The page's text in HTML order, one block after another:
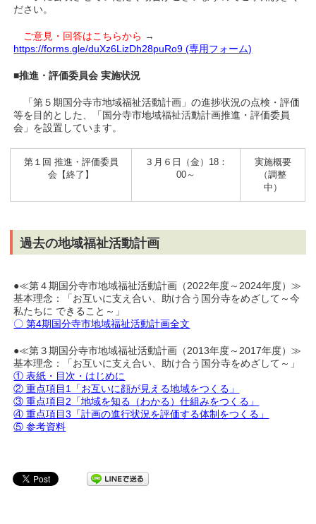
ださい。
ご意見・回答はこちらから →
https://forms.gle/duXz6LizDh28puRo9 (専用フォーム)
■推進・評価委員会 実施状況
「第５期国分寺市地域福祉活動計画」の進捗状況の点検・評価
等を目的とした、「国分寺市地域福祉活動計画推進・評価委員
会」を設置しています。
第１回 推進・評価委員
会【終了】
３月６日（金）18：
00～
実施概要
（調整
中）
過去の地域福祉活動計画
●≪第４期国分寺市地域福祉活動計画（2022年度～2024年度）≫
基本理念：「お互いに支え合い、助け合う国分寺をめざして～今
私たちに できること～」
〇 第4期国分寺市地域福祉活動計画全文
●≪第３期国分寺市地域福祉活動計画（2013年度～2017年度）≫
基本理念：「お互いに支え合い、助け合う国分寺をめざして～」
① 表紙・目次・はじめに
② 重点項目1「お互いに顔が見える地域をつくる」
③ 重点項目2「地域を知る（わかる）仕組みをつくる」
④ 重点項目3「計画の進行状況を評価する体制をつくる」
⑤ 参考資料